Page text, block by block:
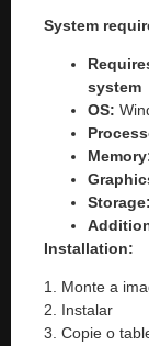
System
system
OS:
Storage:
Installation:
1. Monte a
2. Instalar
3. Copie o